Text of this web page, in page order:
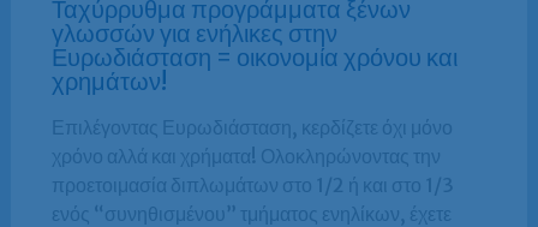
Ταχύρρυθμα προγράμματα ξένων
γλωσσών για ενήλικες στην
Ευρωδιάσταση = οικονομία χρόνου και
χρημάτων!
Επιλέγοντας Ευρωδιάσταση, κερδίζετε όχι μόνο
χρόνο αλλά και χρήματα! Ολοκληρώνοντας την
προετοιμασία διπλωμάτων στο 1/2 ή και στο 1/3
ενός “συνηθισμένου” τμήματος ενηλίκων, έχετε